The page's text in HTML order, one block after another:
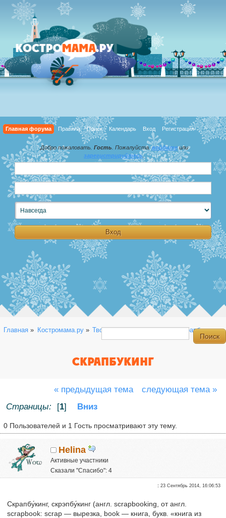
Главная форума Правила Поиск Календарь Вход Регистрация
Добро пожаловать, Гость . Пожалуйста,войдитеили
зарегистрируйтесь.
Главная » Костромама.ру» Творчество» Рукоделие» Скрапбукинг
СКРАПБУКИНГ
« предыдущая тема
следующая тема »
Страницы:
[1] Вниз
0 Пользователей и 1 Гость просматривают эту тему.
Helina
Активные участники
Сказали "Спасибо": 4
:23 Сентябрь 2014, 16:06:53
Скрапбу́кинг, скрэпбу́кинг (англ. scrapbooking, от англ.
scrapbook: scrap — вырезка, book — книга, букв. «книга из